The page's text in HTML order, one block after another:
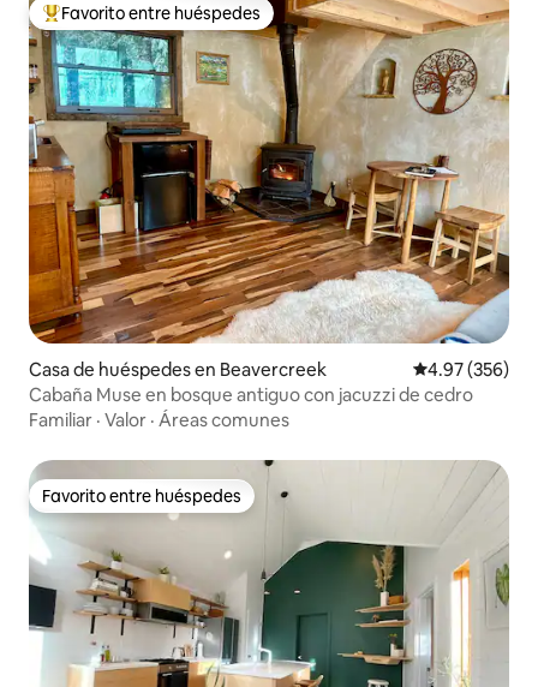
De los mejores en Favorito entre huéspedes
Favorito entre huéspedes
Casa de huéspedes en Beavercreek Calificación
4.97 (356)
Cabaña Muse en bosque antiguo con jacuzzi de cedro
Familiar · Valor · Áreas comunes
Favorito entre huéspedes
Favorito entre huéspedes